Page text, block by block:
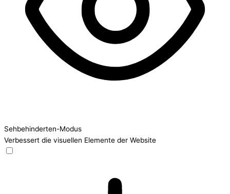
Sehbehinderten-Modus
Verbessert die visuellen Elemente der Website